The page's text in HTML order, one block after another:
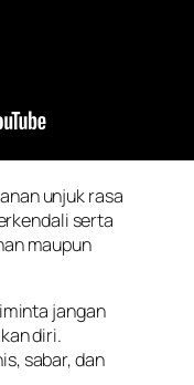
unjuk rasa
serta
maupun
jangan
diri.
sabar, dan